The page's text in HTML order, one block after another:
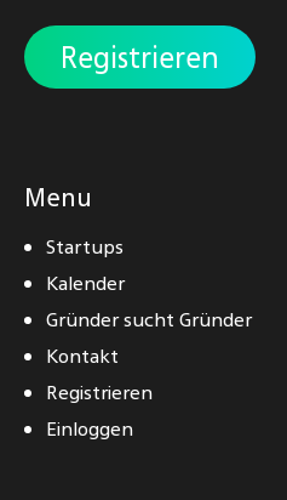
Registrieren
Menu
Startups
Kalender
Gründer sucht Gründer
Kontakt
Registrieren
Einloggen